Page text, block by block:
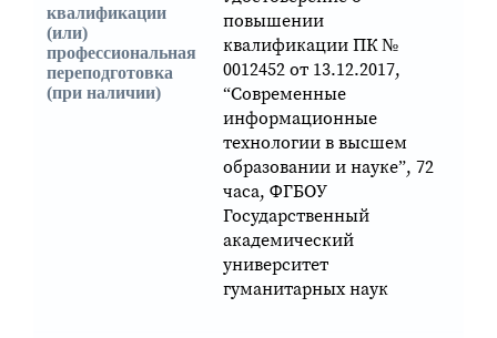
квалификации
(или)
профессиональная
переподготовка
(при наличии)
повышении
квалификации ПК №
0012452 от 13.12.2017,
“Современные
информационные
технологии в высшем
образовании и науке”, 72
часа, ФГБОУ
Государственный
академический
университет
гуманитарных наук